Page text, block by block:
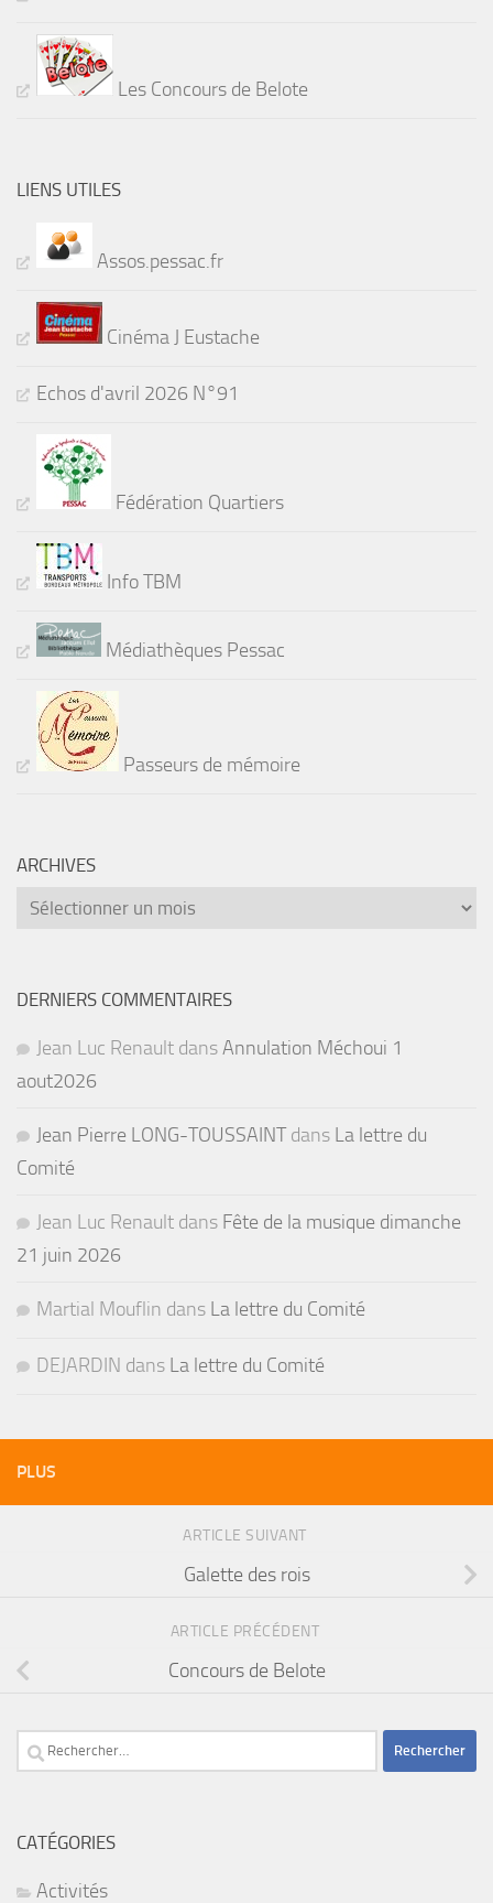
Les Concours de Belote
LIENS UTILES
Assos.pessac.fr
Cinéma J Eustache
Echos d'avril 2026 N°91
Fédération Quartiers
Info TBM
Médiathèques Pessac
Passeurs de mémoire
ARCHIVES
Archives
DERNIERS COMMENTAIRES
Jean Luc Renault dansAnnulation Méchoui 1
aout2026
Jean Pierre LONG-TOUSSAINTdans La lettre du
Comité
Jean Luc Renault dans Fête de la musique dimanche
21 juin 2026
Martial Mouflin dans La lettre du Comité
DEJARDIN dans La lettre du Comité
PLUS
ARTICLE SUIVANT
Galette des rois
ARTICLE PRÉCÉDENT
Concours de Belote
Rechercher :
CATÉGORIES
Activités